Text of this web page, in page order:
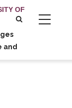
OF
and